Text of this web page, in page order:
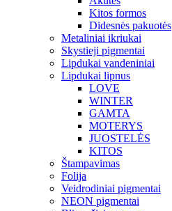
Kitos formos
Didesnės pakuotės
Metaliniai ikriukai
Skystieji pigmentai
Lipdukai vandeniniai
Lipdukai lipnus
LOVE
WINTER
GAMTA
MOTERYS
JUOSTELĖS
KITOS
Štampavimas
Folija
Veidrodiniai pigmentai
NEON pigmentai